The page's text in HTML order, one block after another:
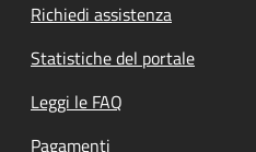
Richiedi assistenza
Statistiche del portale
Leggi le FAQ
Pagamenti